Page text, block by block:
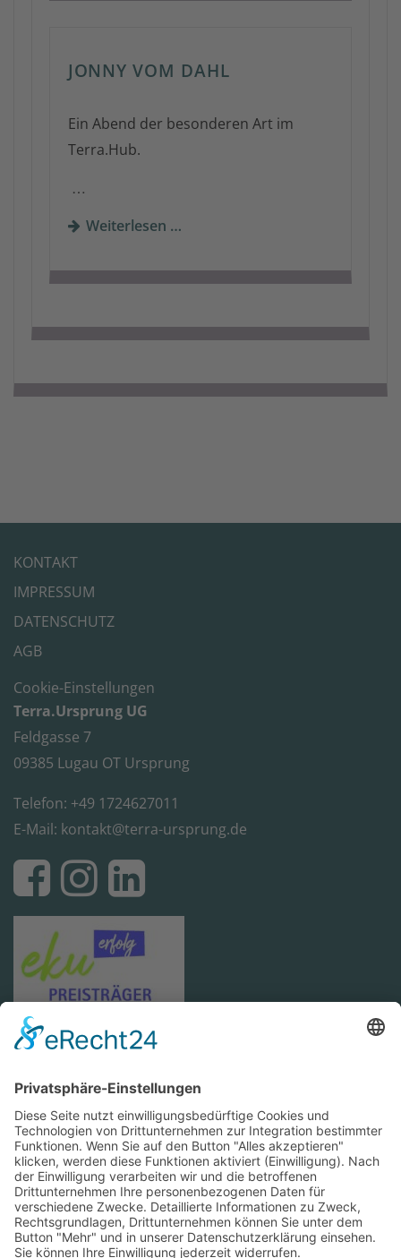
JONNY VOM DAHL
Ein Abend der besonderen Art im
Terra.Hub.
…
Weiterlesen …
KONTAKT
IMPRESSUM
DATENSCHUTZ
AGB
Cookie-Einstellungen
Terra.Ursprung UG
Feldgasse 7
09385 Lugau OT Ursprung
Telefon: +49 1724627011
E-Mail: kontakt@terra-ursprung.de